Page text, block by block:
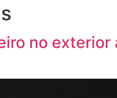
no exterior